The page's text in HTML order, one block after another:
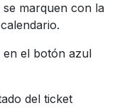
marquen con la
el botón azul
del ticket